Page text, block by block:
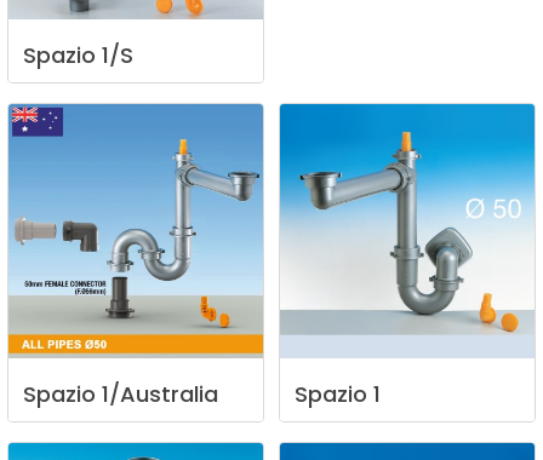
Spazio 1/S
Spazio 1/Australia Spazio 1